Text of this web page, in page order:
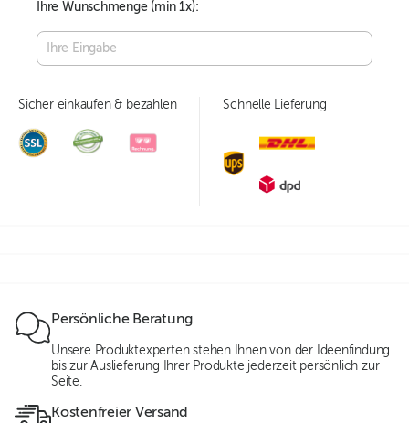
Ihre Wunschmenge (min1x):
Sicher einkaufen & bezahlen Schnelle Lieferung
Persönliche Beratung
Unsere Produktexperten stehen Ihnen von der Ideenfindung
bis zur Auslieferung Ihrer Produkte jederzeit persönlich zur
Seite.
Kostenfreier Versand